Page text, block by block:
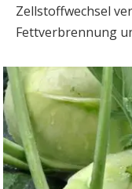
Zellstoffwechsel
Fettverbrennung